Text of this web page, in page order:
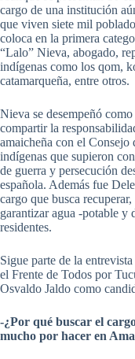
cargo de una institución
que viven siete mil
coloca en la primera
“Lalo” Nieva, abogado,
indígenas como los qom,
catamarqueña, entre otros.
Nieva se desempeñó
compartir la
amaicheña con el
indígenas que supieron
de guerra y persecución
española. Además fue
cargo que busca
garantizar agua -potable y
residentes.
Sigue parte de la
el Frente de Todos por
Osvaldo Jaldo como
-¿Por qué buscar el
mucho por hacer en